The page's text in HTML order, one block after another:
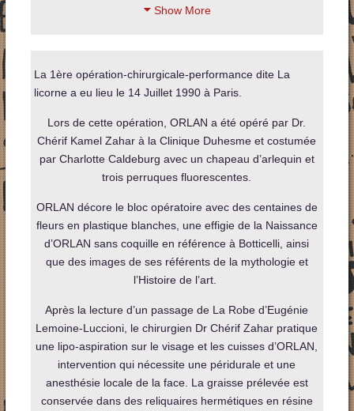
Show More
La 1ère opération-chirurgicale-performance dite La
licorne a eu lieu le 14 Juillet 1990 à Paris.
Lors de cette opération, ORLAN a été opéré par Dr.
Chérif Kamel Zahar à la Clinique Duhesme et costumée
par Charlotte Caldeburg avec un chapeau d’arlequin et
trois perruques fluorescentes.
ORLAN décore le bloc opératoire avec des centaines de
fleurs en plastique blanches, une effigie de la Naissance
d’ORLAN sans coquille en référence à Botticelli, ainsi
que des images de ses référents de la mythologie et
l’Histoire de l’art.
Après la lecture d’un passage de La Robe d’Eugénie
Lemoine-Luccioni, le chirurgien Dr Chérif Zahar pratique
une lipo-aspiration sur le visage et les cuisses d’ORLAN,
intervention qui nécessite une péridurale et une
anesthésie locale de la face. La graisse prélevée est
conservée dans des reliquaires hermétiques en résine